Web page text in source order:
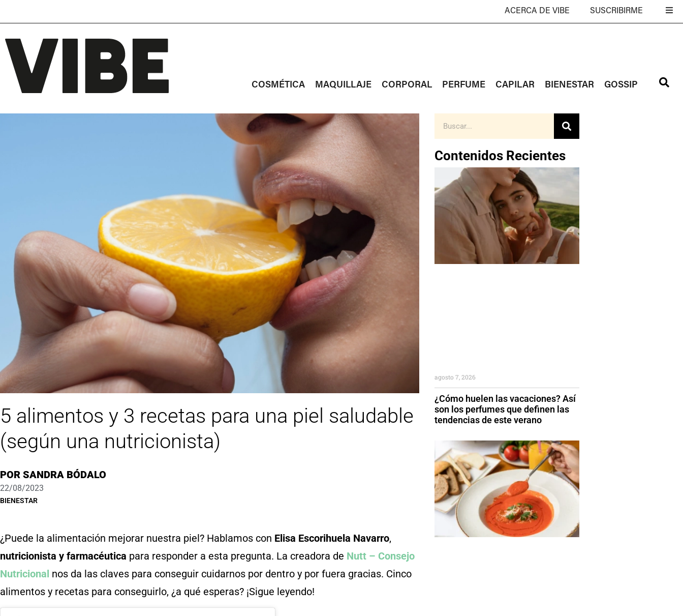
ACERCA DE VIBE SUSCRIBIRME
COSMÉTICA MAQUILLAJE CORPORAL PERFUME CAPILAR BIENESTAR GOSSIP
5 alimentos y 3 recetas para una piel saludable
(según una nutricionista)
POR SANDRA BÓDALO
22/08/2023
BIENESTAR
¿Puede la alimentación mejorar nuestra piel? Hablamos con Elisa Escorihuela Navarro,
nutricionista y farmacéutica para responder a esta pregunta. La creadora de Nutt – Consejo
Nutricional nos da las claves para conseguir cuidarnos por dentro y por fuera gracias. Cinco
alimentos y recetas para conseguirlo, ¿a qué esperas? ¡Sigue leyendo!
Contenidos Recientes
¿Cómo huelen las vacaciones? Así
son los perfumes que definen las
tendencias de este verano
agosto 7, 2026